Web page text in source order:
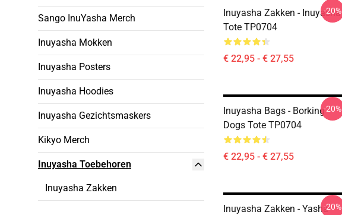
Sango InuYasha Merch
Inuyasha Mokken
Inuyasha Posters
Inuyasha Hoodies
Inuyasha Gezichtsmaskers
Kikyo Merch
Inuyasha Toebehoren
Inuyasha Zakken
Inuyasha Zakken - Inuyasha
Tote TP0704
€ 22,95 - € 27,55
-20%
Inuyasha Bags - Borking
Dogs Tote TP0704
€ 22,95 - € 27,55
-20%
Inuyasha Zakken - Yasha-20%